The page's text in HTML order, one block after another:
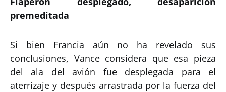
premeditada
Si bien Francia aún no ha revelado sus
conclusiones, Vance considera que esa pieza
del ala del avión fue desplegada para el
aterrizaje y después arrastrada por la fuerza del